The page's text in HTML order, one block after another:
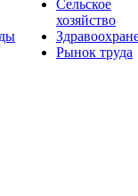
Сельское
хозяйство
Рынок труда